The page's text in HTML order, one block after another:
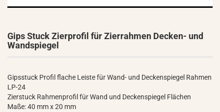
Gips Stuck Zierprofil für Zierrahmen Decken- und
Wandspiegel
Gipsstuck Profil flache Leiste für Wand- und Deckenspiegel Rahmen
LP-24
Zierstuck Rahmenprofil für Wand und Deckenspiegel Flächen
Maße: 40 mm x 20 mm